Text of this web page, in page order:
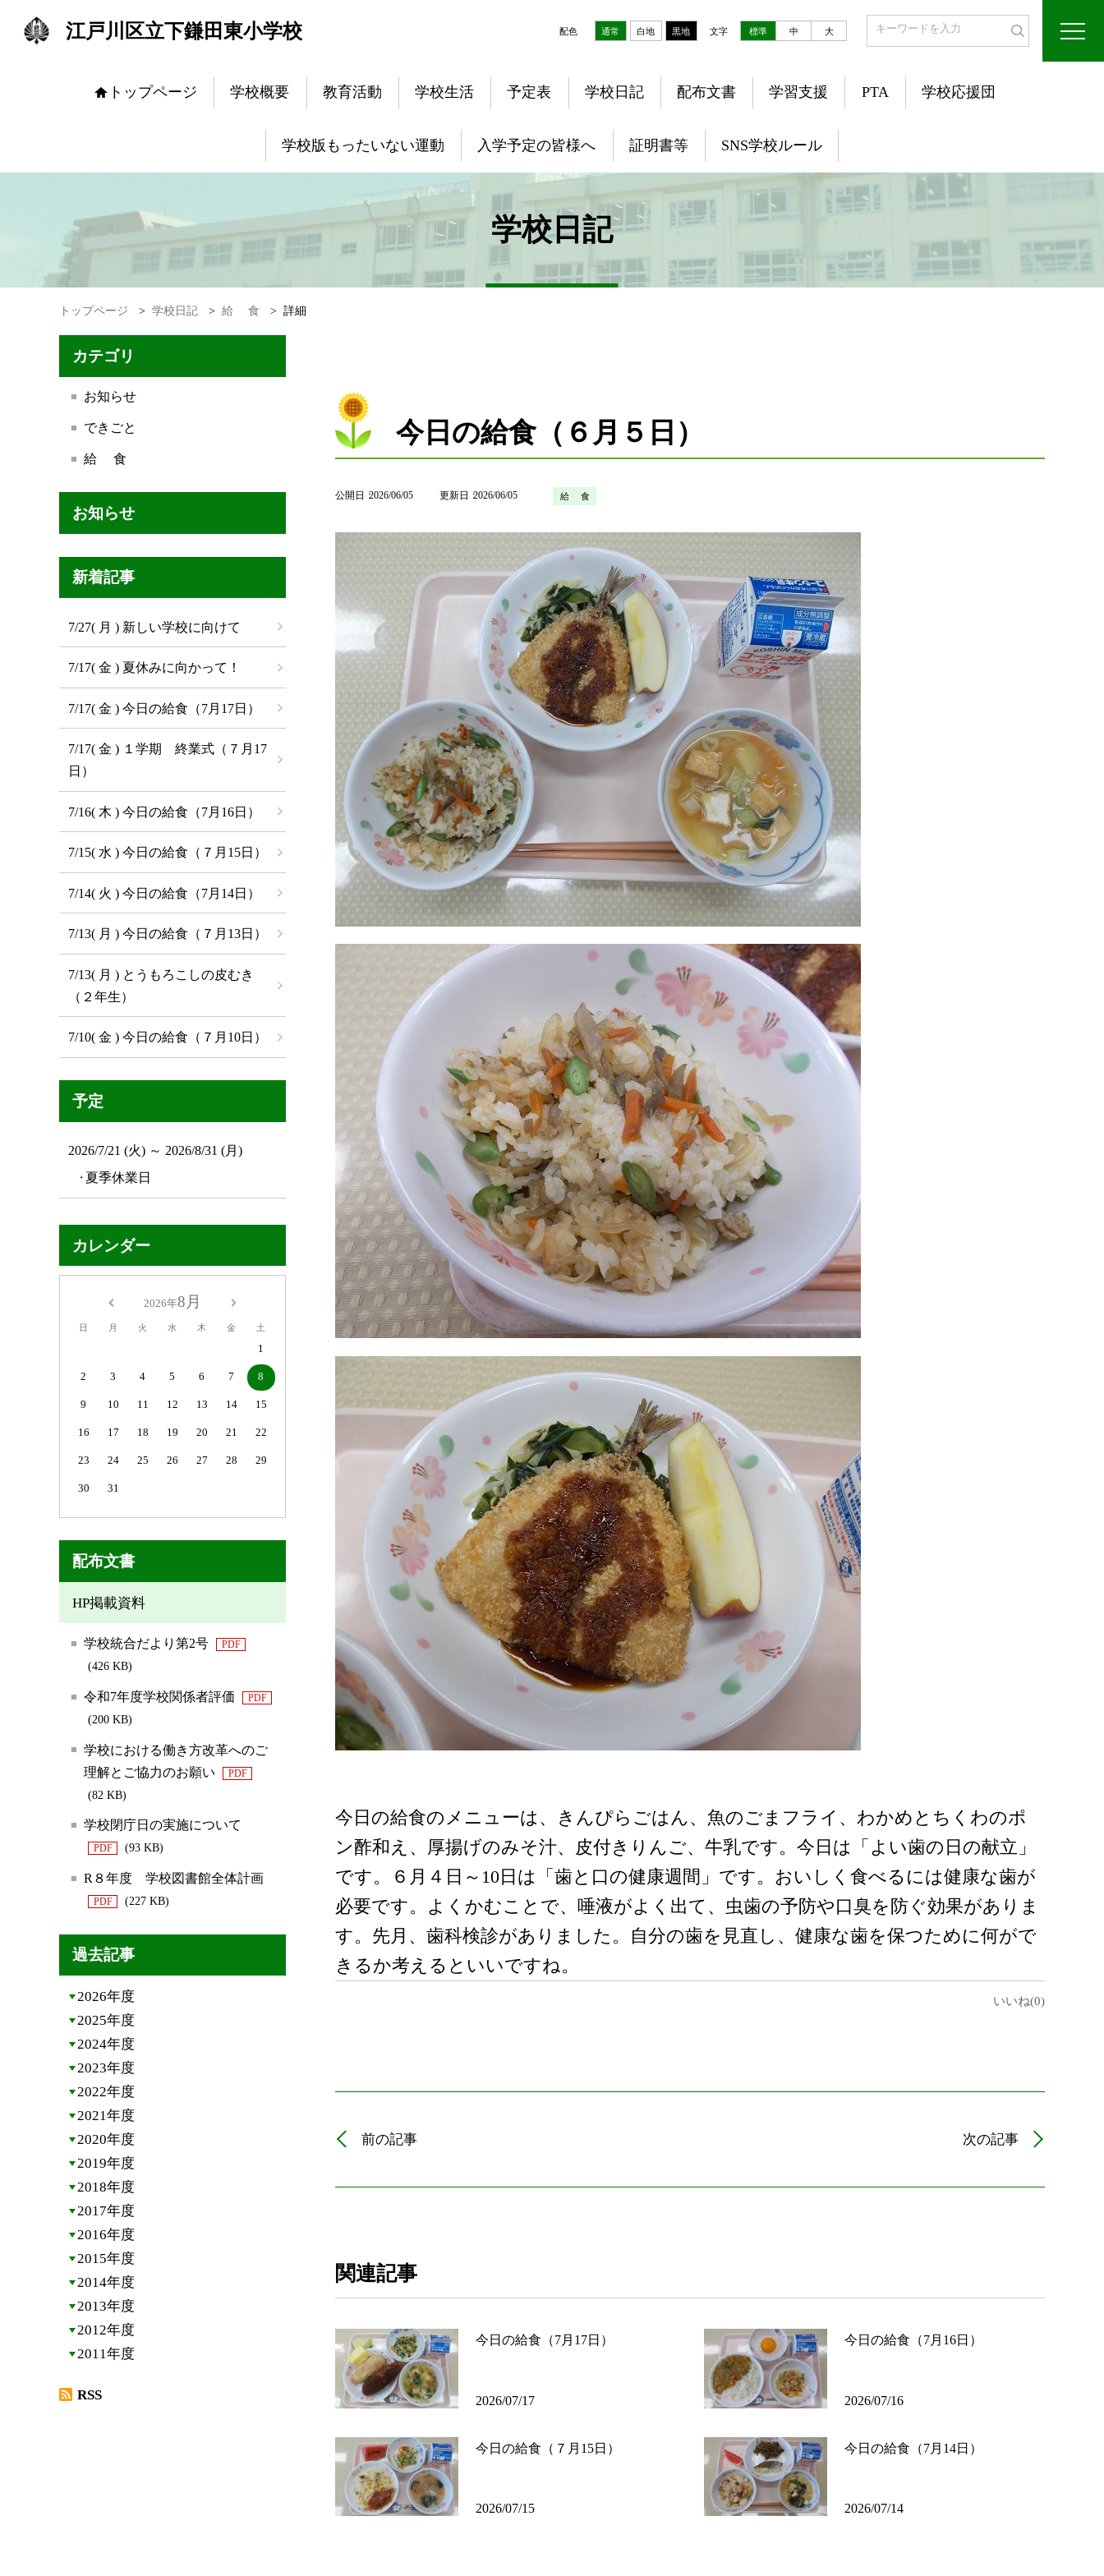
江戸川区立下鎌田東小学校 配色 通常 白地 黒地 文字 標準 中 大
トップページ 学校概要 教育活動 学校生活 予定表 学校日記 配布文書 学習支援 PTA 学校応援団
学校版もったいない運動 入学予定の皆様へ 証明書等 SNS学校ルール
学校日記
トップページ > 学校日記 > 給 食 > 詳細
今日の給食（６月５日）
公開日 2026/06/05 更新日 2026/06/05 給 食
今日の給食のメニューは、きんぴらごはん、魚のごまフライ、わかめとちくわのポ
ン酢和え、厚揚げのみそ汁、皮付きりんご、牛乳です。今日は「よい歯の日の献立」
です。６月４日～10日は「歯と口の健康週間」です。おいしく食べるには健康な歯が
必要です。よくかむことで、唾液がよく出て、虫歯の予防や口臭を防ぐ効果がありま
す。先月、歯科検診がありました。自分の歯を見直し、健康な歯を保つために何がで
きるか考えるといいですね。
いいね(0)
前の記事 次の記事
関連記事
今日の給食（7月17日）
2026/07/17
今日の給食（7月16日）
2026/07/16
今日の給食（７月15日）
2026/07/15
今日の給食（7月14日）
2026/07/14
カテゴリ
お知らせ
できごと
給 食
お知らせ
新着記事
7/27( 月 ) 新しい学校に向けて
7/17( 金 ) 夏休みに向かって！
7/17( 金 ) 今日の給食（7月17日）
7/17( 金 ) １学期 終業式（７月17
日）
7/16( 木 ) 今日の給食（7月16日）
7/15( 水 ) 今日の給食（７月15日）
7/14( 火 ) 今日の給食（7月14日）
7/13( 月 ) 今日の給食（７月13日）
7/13( 月 ) とうもろこしの皮むき
（２年生）
7/10( 金 ) 今日の給食（７月10日）
予定
2026/7/21 (火) ～ 2026/8/31 (月)
夏季休業日
カレンダー
2026年8月
日 月 火 水 木 金 土
1
2 3 4 5 6 7 8
9 10 11 12 13 14 15
16 17 18 19 20 21 22
23 24 25 26 27 28 29
30 31
配布文書
HP掲載資料
学校統合だより第2号 PDF
(426 KB)
令和7年度学校関係者評価 PDF
(200 KB)
学校における働き方改革へのご
理解とご協力のお願い
PDF
(82 KB)
学校閉庁日の実施について
PDF (93 KB)
R８年度 学校図書館全体計画
PDF (227 KB)
過去記事
2026年度
2025年度
2024年度
2023年度
2022年度
2021年度
2020年度
2019年度
2018年度
2017年度
2016年度
2015年度
2014年度
2013年度
2012年度
2011年度
RSS